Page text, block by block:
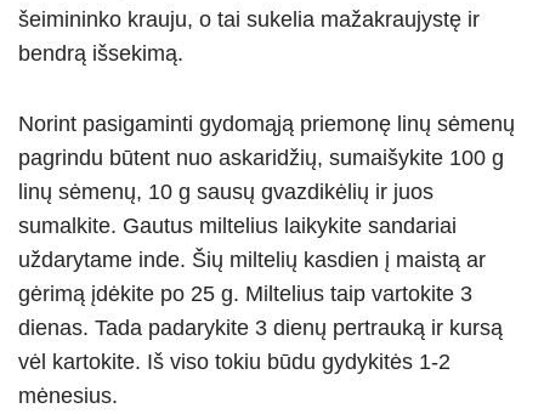
šeimininko krauju, o tai sukelia mažakraujystę ir
bendrą išsekimą.
Norint pasigaminti gydomąją priemonę linų sėmenų
pagrindu būtent nuo askaridžių, sumaišykite 100 g
linų sėmenų, 10 g sausų gvazdikėlių ir juos
sumalkite. Gautus miltelius laikykite sandariai
uždarytame inde. Šių miltelių kasdien į maistą ar
gėrimą įdėkite po 25 g. Miltelius taip vartokite 3
dienas. Tada padarykite 3 dienų pertrauką ir kursą
vėl kartokite. Iš viso tokiu būdu gydykitės 1-2
mėnesius.